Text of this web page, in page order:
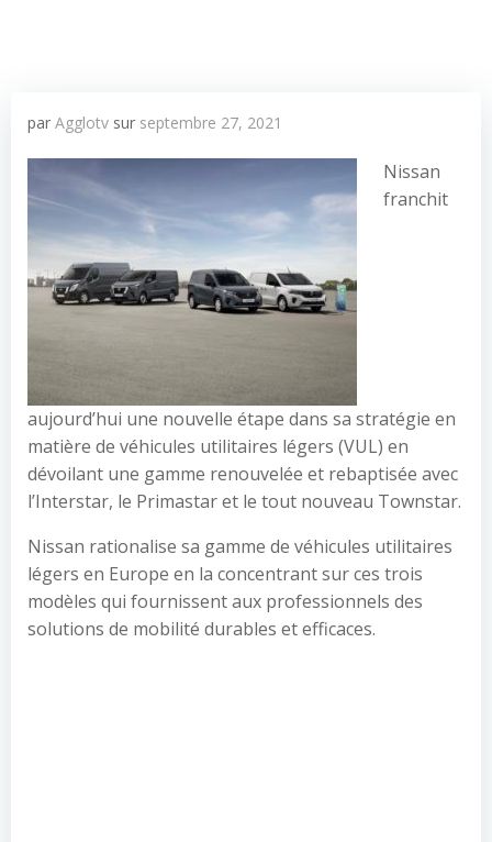
par Agglotv sur septembre 27, 2021
Nissan
franchit
aujourd’hui une nouvelle étape dans sa stratégie en
matière de véhicules utilitaires légers (VUL) en
dévoilant une gamme renouvelée et rebaptisée avec
l’Interstar, le Primastar et le tout nouveau Townstar.
Nissan rationalise sa gamme de véhicules utilitaires
légers en Europe en la concentrant sur ces trois
modèles qui fournissent aux professionnels des
solutions de mobilité durables et efficaces.